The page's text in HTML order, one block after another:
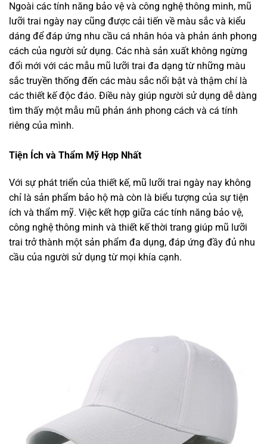
Ngoài các tính năng bảo vệ và công nghệ thông minh, mũ
lưỡi trai ngày nay cũng được cải tiến về màu sắc và kiểu
dáng để đáp ứng nhu cầu cá nhân hóa và phản ánh phong
cách của người sử dụng. Các nhà sản xuất không ngừng
đổi mới với các mẫu mũ lưỡi trai đa dạng từ những màu
sắc truyền thống đến các màu sắc nổi bật và thậm chí là
các thiết kế độc đáo. Điều này giúp người sử dụng dễ dàng
tìm thấy một mẫu mũ phản ánh phong cách và cá tính
riêng của mình.
Tiện Ích và Thẩm Mỹ Hợp Nhất
Với sự phát triển của thiết kế, mũ lưỡi trai ngày nay không
chỉ là sản phẩm bảo hộ mà còn là biểu tượng của sự tiện
ích và thẩm mỹ. Việc kết hợp giữa các tính năng bảo vệ,
công nghệ thông minh và thiết kế thời trang giúp mũ lưỡi
trai trở thành một sản phẩm đa dụng, đáp ứng đầy đủ nhu
cầu của người sử dụng từ mọi khía cạnh.